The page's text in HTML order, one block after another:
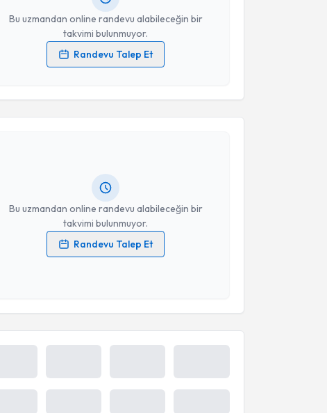
Bu uzmandan online randevu alabileceğin bir
takvimi bulunmuyor.
Randevu Talep Et
verilerimin işlenmesine ilişkinAydınlatma Metni
kabul ediyorum.
Bu uzmandan online randevu alabileceğin bir
takvimi bulunmuyor.
Randevu Talep Et
Takvimi Talebi
Vusal Sadıkhov
verilerimin işlenmesine ilişkinAydınlatma Metni
Takvim Talebini Gönder